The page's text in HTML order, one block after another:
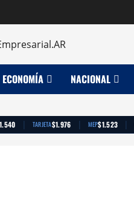
ECONOMÍA NACIONAL
| TARJETA$1.976 | MEP$1.523 |